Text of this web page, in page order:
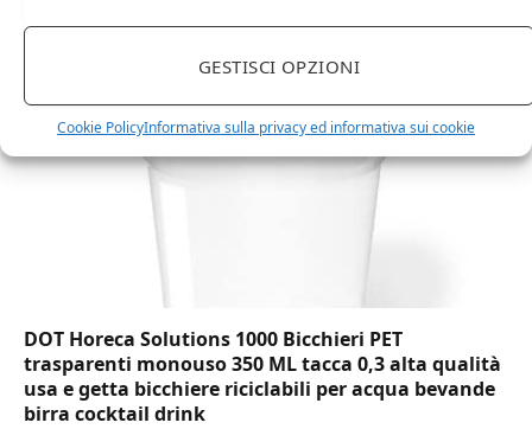
GESTISCI OPZIONI
Cookie PolicyInformativa sulla privacy ed informativa sui cookie
DOT Horeca Solutions 1000 Bicchieri PET
trasparenti monouso 350 ML tacca 0,3 alta qualità
usa e getta bicchiere riciclabili per acqua bevande
birra cocktail drink